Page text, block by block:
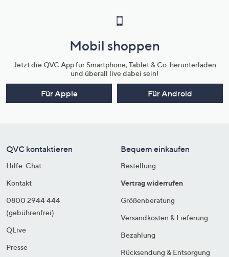
Mobil shoppen
Jetzt die QVC App für Smartphone, Tablet & Co. herunterladen
und überall live dabei sein!
Für Apple Für Android
QVC kontaktieren
Hilfe-Chat
Kontakt
0800 2944 444
(gebührenfrei)
QLive
Presse
Bequem einkaufen
Bestellung
Vertrag widerrufen
Größenberatung
Versandkosten & Lieferung
Bezahlung
Rücksendung & Entsorgung